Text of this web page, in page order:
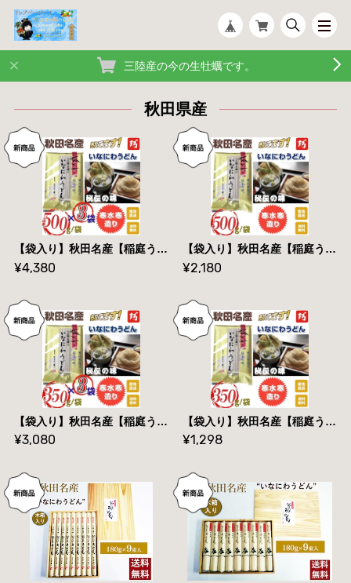
三陸産の今の生牡蠣です。
秋田県産
【袋入り】秋田名産【稲庭うどん】５００g /袋×３袋【手作り技法】【送料無料】
¥4,380
【袋入り】秋田名産【稲庭うどん】５００g /袋【手作り技法】【送料無料】
¥2,180
【袋入り】秋田名産【稲庭うどん】３５０g /袋×３袋【手作り技法】【送料無料】
¥3,080
【袋入り】秋田名産【稲庭うどん】３５０g /袋【手作り技法】【送料無料】
¥1,298